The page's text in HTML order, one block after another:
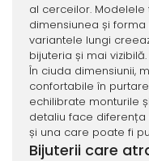
al cerceilor.
dimensiunea și
variantele lungi
bijuteria și mai vizibilă.
În ciuda dimensiunii,
confortabile în
echilibrate monturile
detaliu face
și una care poate fi
Bijuterii care